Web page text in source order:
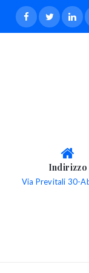
Indirizzo
Via Previtali 30-